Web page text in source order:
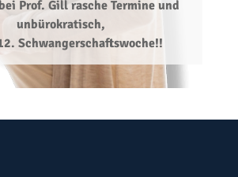
Prof. Gill rasche Termine und
unbürokratisch,
Schwangerschaftswoche!!